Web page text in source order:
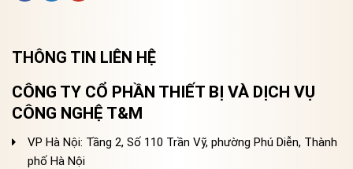
THÔNG TIN LIÊN HỆ
CÔNG TY CỔ PHẦN THIẾT BỊ VÀ DỊCH VỤ
CÔNG NGHỆ T&M
VP Hà Nội: Tầng 2, Số 110 Trần Vỹ, phường Phú Diễn, Thành
phố Hà Nội